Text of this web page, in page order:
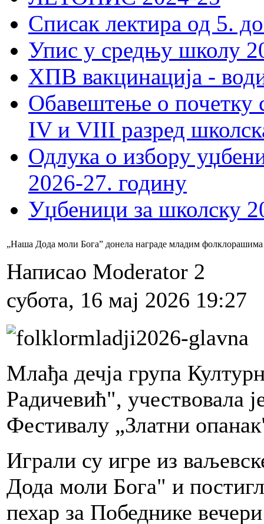
Списак лектира од 5.
Упис у средњу школу
ХПВ вакцинација -
Обавештење о почетку
IV и VIII разред
Одлука о избору
2026-27. годину
Уџбеници за школску
„Наша Дода моли Бога” донела награде младим фолклорашима
Написао Moderator 2
субота, 16 мај 2026 19:27
Млађа дечја група
Радичевић", учествовала
Фестивалу „Златни
Играли су игре из
Дода моли Бога" и
пехар за Победнике